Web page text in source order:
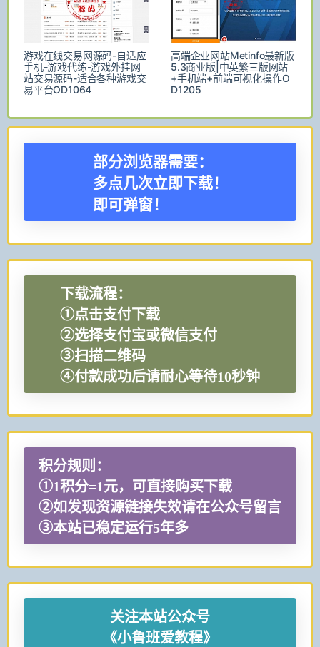
游戏在线交易网源码-自适应
手机-游戏代练-游戏外挂网
站交易源码-适合各种游戏交
易平台OD1064
高端企业网站Metinfo最新版
5.3商业版|中英繁三版网站
+手机端+前端可视化操作O
D1205
部分浏览器需要：
多点几次立即下载！
即可弹窗！
下载流程：
①点击支付下载
②选择支付宝或微信支付
③扫描二维码
④付款成功后请耐心等待10秒钟
积分规则：
①1积分=1元，可直接购买下载
②如发现资源链接失效请在公众号留言
③本站已稳定运行5年多
关注本站公众号
《小鲁班爱教程》